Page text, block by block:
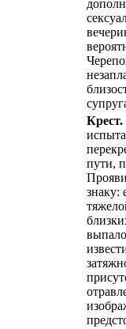
Крест.
пути,
знаку: